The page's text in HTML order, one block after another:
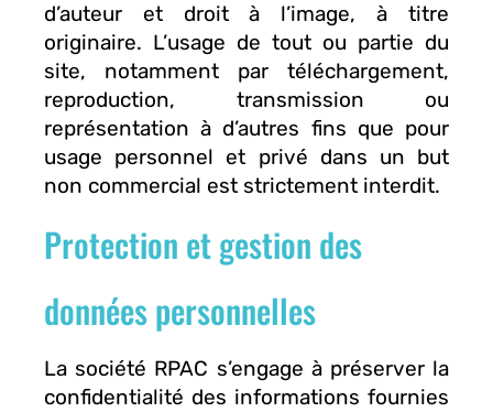
d’auteur et droit à l’image, à titre
originaire. L’usage de tout ou partie du
site, notamment par téléchargement,
reproduction, transmission ou
représentation à d’autres fins que pour
usage personnel et privé dans un but
non commercial est strictement interdit.
Protection et gestion des
données personnelles
La société RPAC s’engage à préserver la
confidentialité des informations fournies